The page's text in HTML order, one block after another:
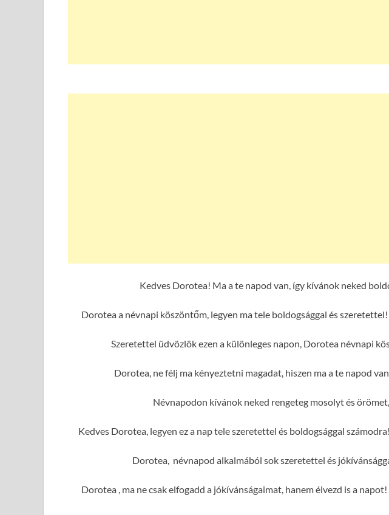
Kedves Dorotea! Ma a te napod van, így kívánok neked
Dorotea a névnapi köszöntőm, legyen ma tele boldogsággal és
Szeretettel üdvözlök ezen a különleges napon, Dorotea névnapi
Dorotea, ne félj ma kényeztetni magadat, hiszen ma a te napod
Névnapodon kívánok neked rengeteg mosolyt és
Kedves Dorotea, legyen ez a nap tele szeretettel és boldogsággal
Dorotea, névnapod alkalmából sok szeretettel és
Dorotea , ma ne csak elfogadd a jókívánságaimat, hanem élvezd is a